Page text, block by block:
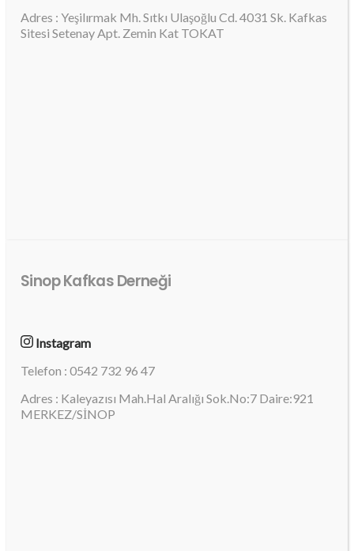
Adres : Yeşilırmak Mh. Sıtkı Ulaşoğlu Cd. 4031 Sk. Kafkas
Sitesi Setenay Apt. Zemin Kat TOKAT
Sinop Kafkas Derneği
Instagram
Telefon : 0542 732 96 47
Adres : Kaleyazısı Mah.Hal Aralığı Sok.No:7 Daire:921
MERKEZ/SİNOP